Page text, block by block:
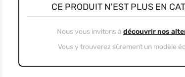
CE PRODUIT N'EST PLUS EN
Nous vous invitons àdécouvrir nos
Vous y trouverez sûrement un modèle